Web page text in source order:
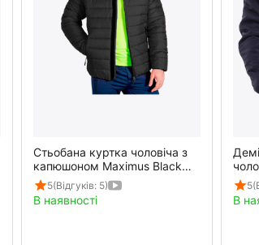
Стьобана куртка чоловіча з
капюшоном Maximus Black
чорна
5(Відгуків: 5)
В наявності
5
В